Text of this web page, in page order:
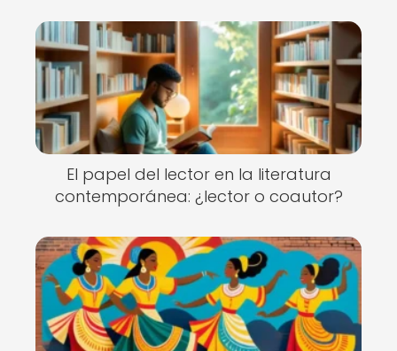
El papel del lector en la literatura
contemporánea: ¿lector o coautor?